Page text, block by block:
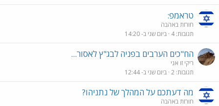
‏טראמפ:
חורזת באהבה
תגובות 4 ביום שני ב- 14:20
הח"כים הערבים בפניה לבג"ץ לאסור...
ריקי זו אני
תגובות 2 ביום שני ב- 12:44
מה דעתכם על המהלך של נתניהו?
חורזת באהבה